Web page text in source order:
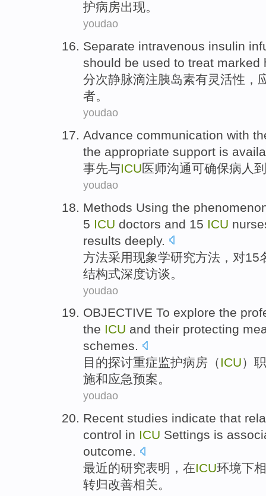
护病房出现。
youdao
Separate intravenous insulin
should be used to treat marked
分次静脉滴注胰岛素有灵活性 ，
者。
youdao
Advance communication with
the appropriate support is
事先与ICU医师沟通可确保病人
youdao
Methods Using the
5 ICU doctors and 15 ICU
results deeply.
方法采用现象学研究方法 ， 对15
结构式深度访谈 。
youdao
OBJECTIVE To explore the
the ICU and their protecting
schemes.
目的探讨重症监护病房（ ICU）
施和应急预案。
youdao
Recent studies indicate that
control in ICU Settings is
outcome.
最近的研究表明 ， 在ICU环境下
转归改善相关。